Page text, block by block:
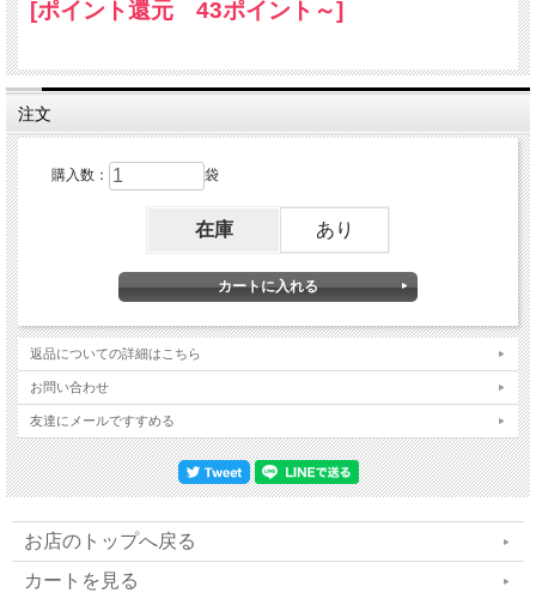
【いちごの約
完熟いちごの酵
素ジュレ
【いちごの目覚
め】
発酵いちごのス
パイスジュレ
完全無農薬の完熟いちごを無添加で酵素発酵。
いちご酵素が大活躍。
手軽に美味しく、1包で1日分のビタミンCと葉
酸をサポート！
酵素なのに、スイーツのように美味しくてカラ
[ポイント還元 43ポイント～]
注文
購入数： 袋
在庫 あり
返品についての詳細はこちら
お問い合わせ
友達にメールですすめる
お店のトップへ戻る
カートを見る